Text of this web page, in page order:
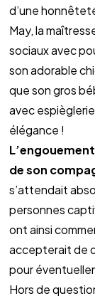
d’une
May, la
sociaux avec
son adorable
que son gros
avec
élégance !
de son
s’attendait
personnes
ont ainsi
accepterait de
pour
Hors de